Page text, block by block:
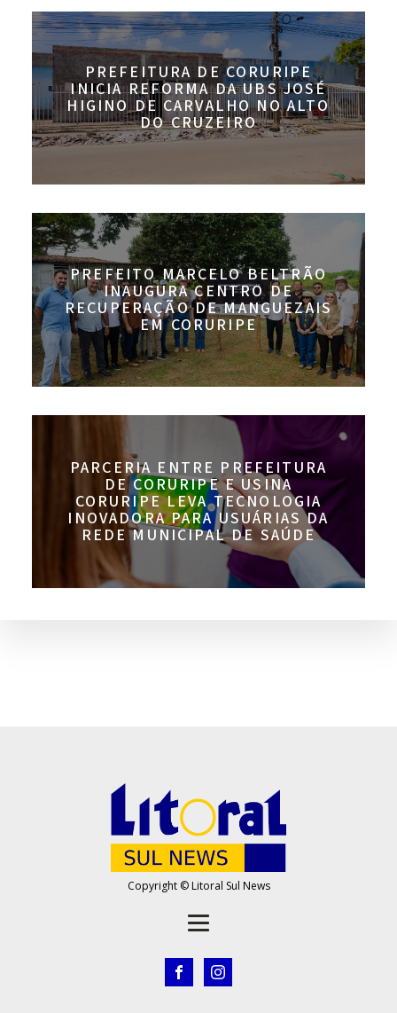
PREFEITURA DE CORURIPE
INICIA REFORMA DA UBS JOSÉ
HIGINO DE CARVALHO NO ALTO
DO CRUZEIRO
PREFEITO MARCELO BELTRÃO
INAUGURA CENTRO DE
RECUPERAÇÃO DE MANGUEZAIS
EM CORURIPE
PARCERIA ENTRE PREFEITURA
DE CORURIPE E USINA
CORURIPE LEVA TECNOLOGIA
INOVADORA PARA USUÁRIAS DA
REDE MUNICIPAL DE SAÚDE
Copyright © Litoral Sul News